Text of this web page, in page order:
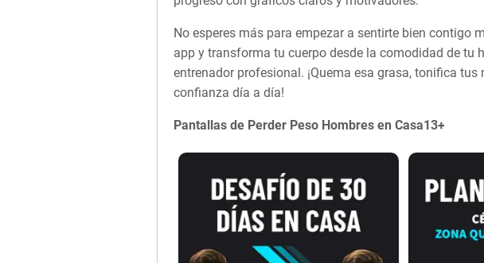
No esperes más para empezar a sentirte bien contigo
app y transforma tu cuerpo desde la comodidad de tu
entrenador profesional. ¡Quema esa grasa, tonifica tus
confianza día a día!
Pantallas de Perder Peso Hombres en Casa13+